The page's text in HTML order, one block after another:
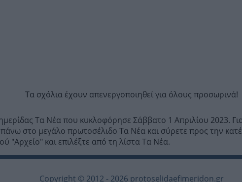
Τα σχόλια έχουν απενεργοποιηθεί για όλους προσωρινά!
Τα Νέα που κυκλοφόρησε Σάββατο 1 Απριλίου 2023.
στο μεγάλο πρωτοσέλιδο Τα Νέα και σύρετε προς την
"Αρχείο" και επιλέξτε από τη λίστα Τα Νέα.
Copyright © 2012 - 2026 protoselidaefimeridon.gr